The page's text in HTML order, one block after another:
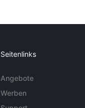
Seitenlinks
Angebote
Werben